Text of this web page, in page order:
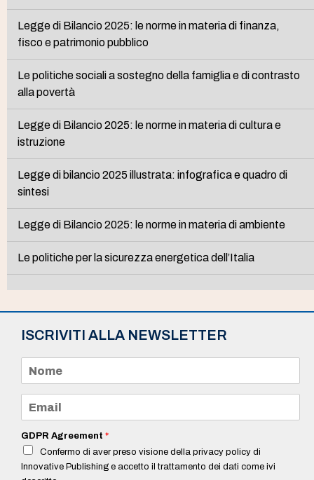
Legge di Bilancio 2025: le norme in materia di finanza,
fisco e patrimonio pubblico
Le politiche sociali a sostegno della famiglia e di contrasto
alla povertà
Legge di Bilancio 2025: le norme in materia di cultura e
istruzione
Legge di bilancio 2025 illustrata: infografica e quadro di
sintesi
Legge di Bilancio 2025: le norme in materia di ambiente
Le politiche per la sicurezza energetica dell’Italia
ISCRIVITI ALLA NEWSLETTER
m
e
a
i
*
GDPR Agreement *
Confermo di aver preso visione della privacy policy di
Innovative Publishing e accetto il trattamento dei dati come ivi